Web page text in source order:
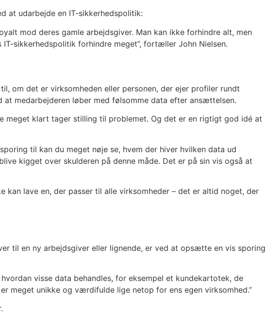
at udarbejde en IT-sikkerhedspolitik:
mod deres gamle arbejdsgiver. Man kan ikke forhindre alt, men
sikkerhedspolitik forhindre meget”, fortæller John Nielsen.
om det er virksomheden eller personen, der ejer profiler rundt
medarbejderen løber med følsomme data efter ansættelsen.
meget klart tager stilling til problemet. Og det er en rigtigt god idé at
til kan du meget nøje se, hvem der hiver hvilken data ud
kigget over skulderen på denne måde. Det er på sin vis også at
lave en, der passer til alle virksomheder – det er altid noget, der
til en ny arbejdsgiver eller lignende, er ved at opsætte en vis sporing
visse data behandles, for eksempel et kundekartotek, de
meget unikke og værdifulde lige netop for ens egen virksomhed.”